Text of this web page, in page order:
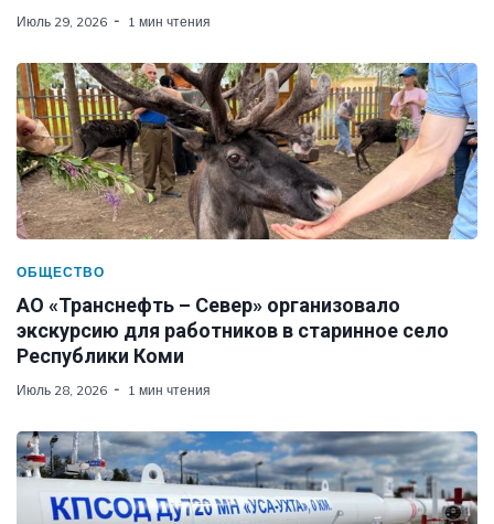
Июль 29, 2026 1 мин чтения
ОБЩЕСТВО
АО «Транснефть – Север» организовало
экскурсию для работников в старинное село
Республики Коми
Июль 28, 2026 1 мин чтения